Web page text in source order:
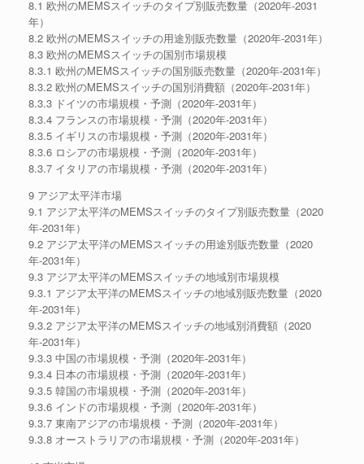
8.1 欧州のMEMSスイッチのタイプ別販売数量（2020年-2031
年）
8.2 欧州のMEMSスイッチの用途別販売数量（2020年-2031年）
8.3 欧州のMEMSスイッチの国別市場規模
8.3.1 欧州のMEMSスイッチの国別販売数量（2020年-2031年）
8.3.2 欧州のMEMSスイッチの国別消費額（2020年-2031年）
8.3.3 ドイツの市場規模・予測（2020年-2031年）
8.3.4 フランスの市場規模・予測（2020年-2031年）
8.3.5 イギリスの市場規模・予測（2020年-2031年）
8.3.6 ロシアの市場規模・予測（2020年-2031年）
8.3.7 イタリアの市場規模・予測（2020年-2031年）
9 アジア太平洋市場
9.1 アジア太平洋のMEMSスイッチのタイプ別販売数量（2020
年-2031年）
9.2 アジア太平洋のMEMSスイッチの用途別販売数量（2020
年-2031年）
9.3 アジア太平洋のMEMSスイッチの地域別市場規模
9.3.1 アジア太平洋のMEMSスイッチの地域別販売数量（2020
年-2031年）
9.3.2 アジア太平洋のMEMSスイッチの地域別消費額（2020
年-2031年）
9.3.3 中国の市場規模・予測（2020年-2031年）
9.3.4 日本の市場規模・予測（2020年-2031年）
9.3.5 韓国の市場規模・予測（2020年-2031年）
9.3.6 インドの市場規模・予測（2020年-2031年）
9.3.7 東南アジアの市場規模・予測（2020年-2031年）
9.3.8 オーストラリアの市場規模・予測（2020年-2031年）